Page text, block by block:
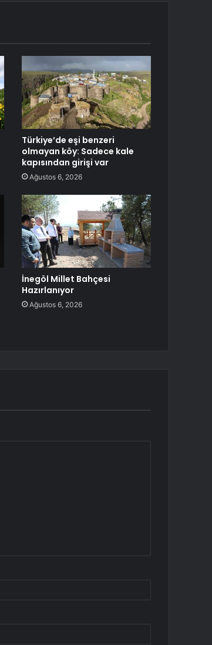
Türkiye’de eşi benzeri
olmayan köy: Sadece kale
kapısından girişi var
Ağustos 6, 2026
İnegöl Millet Bahçesi
Hazırlanıyor
Ağustos 6, 2026